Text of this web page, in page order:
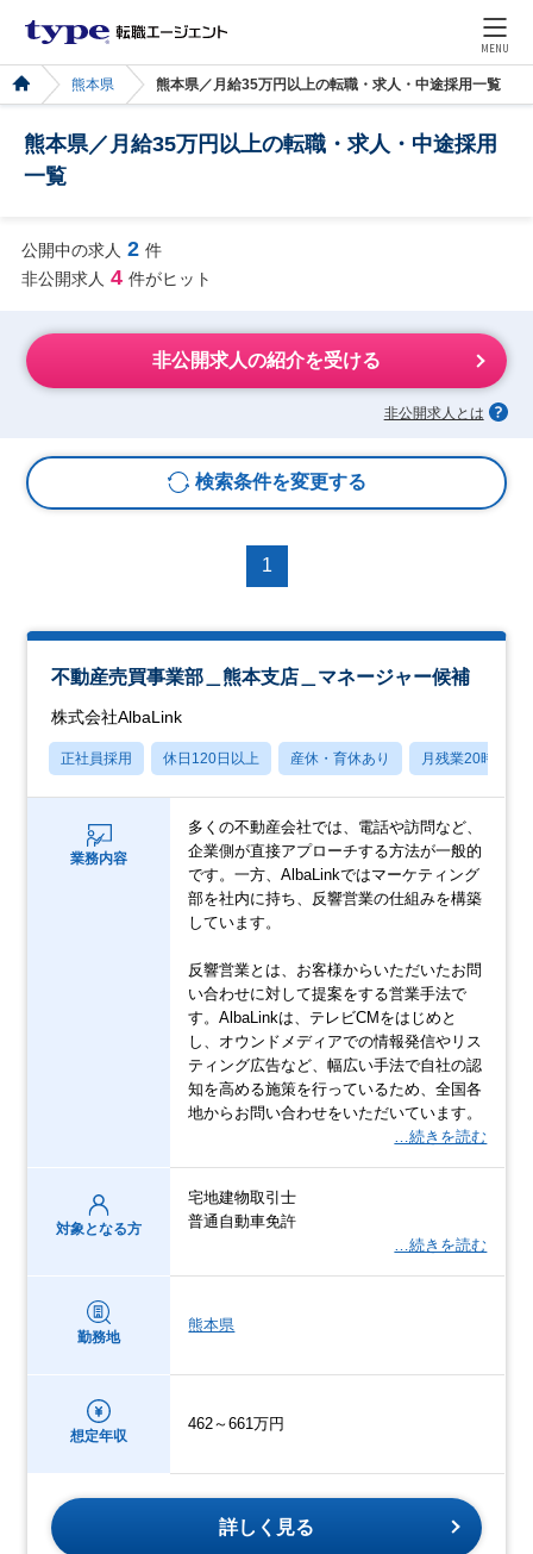
MENU
熊本県 熊本県／月給35万円以上の転職・求人・中途採用一覧
熊本県／月給35万円以上の転職・求人・中途採用
一覧
公開中の求人 2 件
非公開求人 4 件がヒット
非公開求人の紹介を受ける
非公開求人とは
検索条件を変更する
1
不動産売買事業部＿熊本支店＿マネージャー候補
株式会社AlbaLink
正社員採用 休日120日以上 産休・育休あり 月残業20時間以
業務内容
多くの不動産会社では、電話や訪問など、
企業側が直接アプローチする方法が一般的
です。一方、AlbaLinkではマーケティング
部を社内に持ち、反響営業の仕組みを構築
しています。
反響営業とは、お客様からいただいたお問
い合わせに対して提案をする営業手法で
す。AlbaLinkは、テレビCMをはじめと
し、オウンドメディアでの情報発信やリス
ティング広告など、幅広い手法で自社の認
知を高める施策を行っているため、全国各
地からお問い合わせをいただいています。
…続きを読む
対象となる方
宅地建物取引士
普通自動車免許
…続きを読む
勤務地
熊本県
想定年収
462～661万円
詳しく見る